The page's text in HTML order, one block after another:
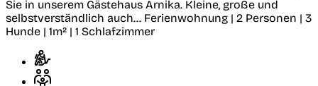
Sie in unserem Gästehaus Arnika. Kleine, große und
selbstverständlich auch... Ferienwohnung | 2 Personen | 3
Hunde | 1m² | 1 Schlafzimmer